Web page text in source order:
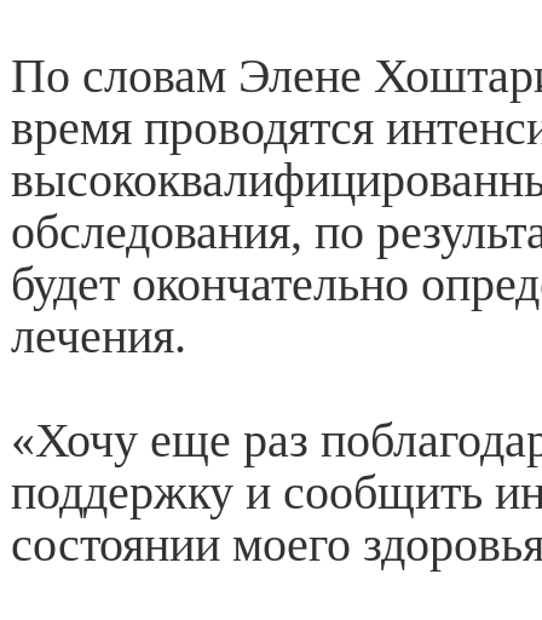
По словам Элене
время проводятся
обследования, по
будет окончательно
лечения.
«Хочу еще раз
поддержку и сообщить
состоянии моего